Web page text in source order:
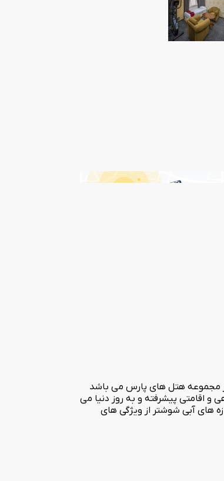
این هتل از مجموعه هتل های پارس می باشد
امکانات و تسهیلات رفاهی و اقامتی پیشرفته و به روز دنیا می
های آبی شوشتر از ویژگی های